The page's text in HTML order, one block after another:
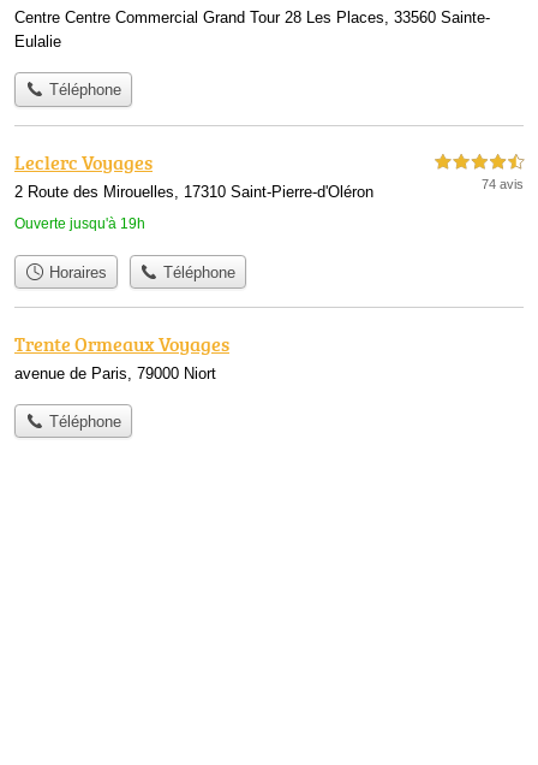
Centre Centre Commercial Grand Tour 28 Les Places, 33560 Sainte-
Eulalie
Téléphone
Leclerc Voyages
2 Route des Mirouelles, 17310 Saint-Pierre-d'Oléron
Ouverte jusqu'à 19h
4,5 étoiles sur 5
74 avis
Horaires Téléphone
Trente Ormeaux Voyages
avenue de Paris, 79000 Niort
Téléphone